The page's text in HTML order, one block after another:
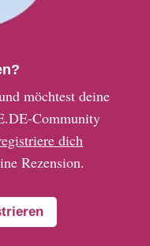
möchtest deine
Community
dich
Rezension.